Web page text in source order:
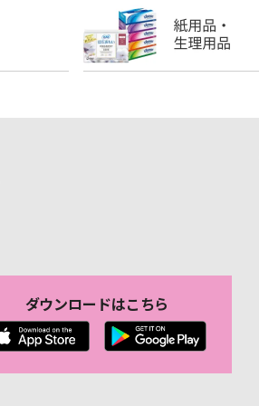
ダウンロードはこちら